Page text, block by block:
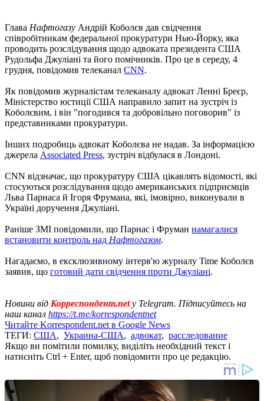
Глава Нафтогазу Андрій Коболєв дав свідчення
співробітникам федеральної прокуратури Нью-Йорку, яка
проводить розслідування щодо адвоката президента США
Рудольфа Джуліані та його помічників. Про це в середу, 4
грудня, повідомив телеканал CNN.
Як повідомив журналістам телеканалу адвокат Ленні Бреєр,
Міністерство юстиції США направило запит на зустріч із
Коболєвим, і він "погодився та добровільно поговорив" із
представниками прокуратури.
Інших подробиць адвокат Коболєва не надав. За інформацією
джерела Associated Press, зустріч відбулася в Лондоні.
CNN відзначає, що прокуратуру США цікавлять відомості, які
стосуються розслідування щодо американських підприємців
Льва Парнаса й Ігоря Фрумана, які, імовірно, виконували в
Україні доручення Джуліані.
Раніше ЗМІ повідомили, що Парнас і Фруман намагалися
встановити контроль над Нафтогазом.
Нагадаємо, в ексклюзивному інтерв'ю журналу Time Коболєв
заявив, що готовий дати свідчення проти Джуліані.
Новини від Корреспондент.netу Telegram. Підписуйтесь на
наш канал https://t.me/korrespondentnet
Читайте Korrespondent.net в Google News
ТЕГИ: США, Украина-США, адвокат, расследование
Якщо ви помітили помилку, виділіть необхідний текст і
натисніть Ctrl + Enter, щоб повідомити про це редакцію.